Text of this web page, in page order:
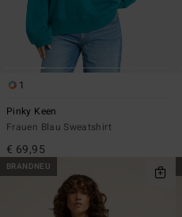
1
Pinky Keen
Frauen Blau Sweatshirt
€ 69,95
BRANDNEU